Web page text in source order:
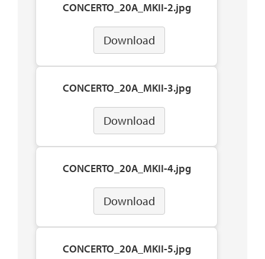
CONCERTO_20A_MKII-2.jpg
Download
CONCERTO_20A_MKII-3.jpg
Download
CONCERTO_20A_MKII-4.jpg
Download
CONCERTO_20A_MKII-5.jpg